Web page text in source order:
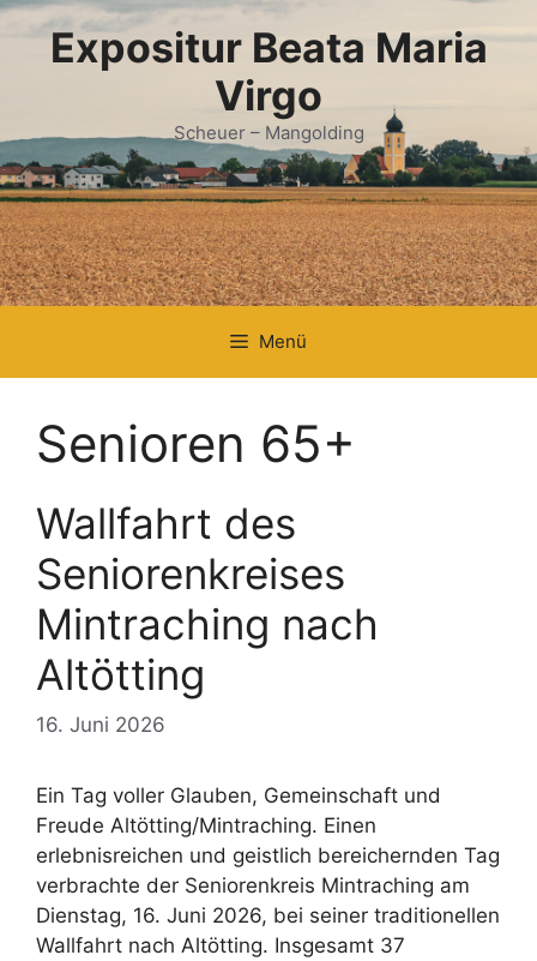
Zum
Inhalt Expositur Beata Maria
Virgo
Scheuer – Mangolding
Menü
Senioren 65+
Wallfahrt des
Seniorenkreises
Mintraching nach
Altötting
16. Juni 2026
Ein Tag voller Glauben, Gemeinschaft und
Freude Altötting/Mintraching. Einen
erlebnisreichen und geistlich bereichernden Tag
verbrachte der Seniorenkreis Mintraching am
Dienstag, 16. Juni 2026, bei seiner traditionellen
Wallfahrt nach Altötting. Insgesamt 37